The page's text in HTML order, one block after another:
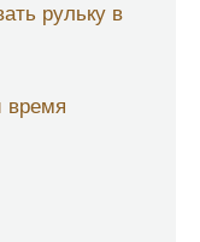
рульку в
время